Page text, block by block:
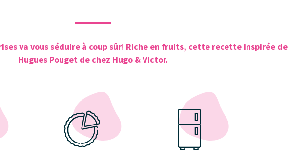
va vous séduire à coup sûr! Riche en fruits, cette recette inspirée de
Hugues Pouget de chez Hugo & Victor.